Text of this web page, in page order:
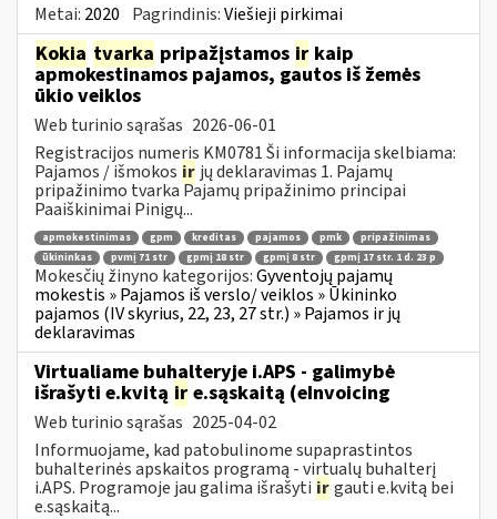
Metai: 2020 Pagrindinis:Viešieji pirkimai
Kokia tvarka pripažįstamos ir kaip
apmokestinamos pajamos, gautos iš žemės
ūkio veiklos
Web turinio sąrašas 2026-06-01
Registracijos numeris KM0781 Ši informacija skelbiama:
Pajamos / išmokos ir jų deklaravimas 1. Pajamų
pripažinimo tvarka Pajamų pripažinimo principai
Paaiškinimai Pinigų...
apmokestinimas gpm kreditas pajamos pmk
pripažinimas
ūkininkas
pvmį 71 str gpmį 18 str gpmį 8 str gpmį 17 str. 1 d. 23 p
Mokesčių žinyno kategorijos:Gyventojų pajamų
mokestis » Pajamos iš verslo/ veiklos » Ūkininko
pajamos (IV skyrius, 22, 23, 27 str.) » Pajamos ir jų
deklaravimas
Virtualiame buhalteryje i.APS - galimybė
išrašyti e.kvitą ir e.sąskaitą (eInvoicing
Web turinio sąrašas 2025-04-02
Informuojame, kad patobulinome supaprastintos
buhalterinės apskaitos programą - virtualų buhalterį
i.APS. Programoje jau galima išrašyti irgauti e.kvitą bei
e.sąskaitą...